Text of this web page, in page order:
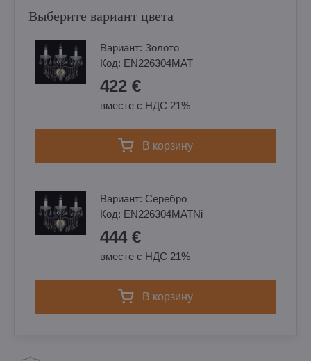
Выберите вариант цвета
Вариант: Золотo
Код: EN226304MAT
422 €
вместе с НДС 21%
в корзину
Вариант: Cеребро
Код: EN226304MATNi
444 €
вместе с НДС 21%
в корзину